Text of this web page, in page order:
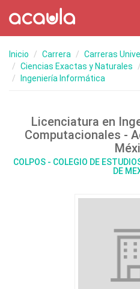
Inicio Carrera
Carreras
Ciencias Exactas y Naturales
Ingeniería Informática
Licenciatura en
Computacionales -
COLPOS - COLEGIO DE
DE